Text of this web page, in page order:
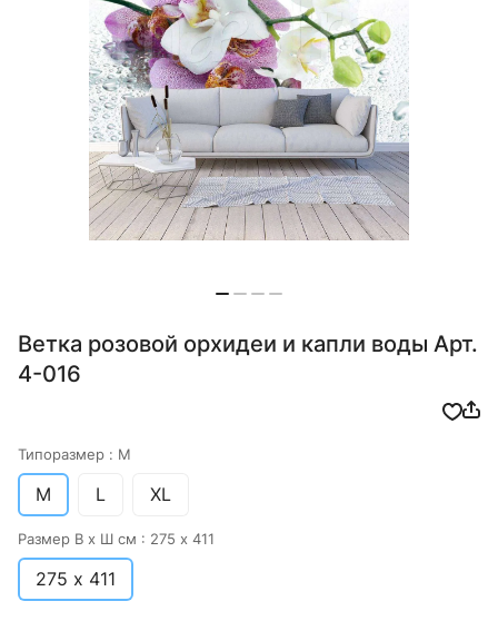
Ветка розовой орхидеи и капли воды Арт.
4-016
Типоразмер : M
M L XL
Размер В х Ш см : 275 х 411
275 х 411